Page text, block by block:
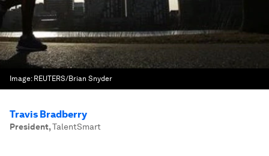
Image: REUTERS/Brian Snyder
Travis Bradberry
President,TalentSmart